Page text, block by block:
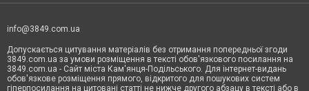
info@3849.com.ua
Допускається цитування матеріалів без отримання попередньої згоди
3849.com.ua за умови розміщення в тексті обов'язкового посилання на
3849.com.ua - Сайт міста Кам'янця-Подільського. Для інтернет-видань
обов'язкове розміщення прямого, відкритого для пошукових систем
гіперпосилання на цитовані статті не нижче другого абзацу в тексті або в